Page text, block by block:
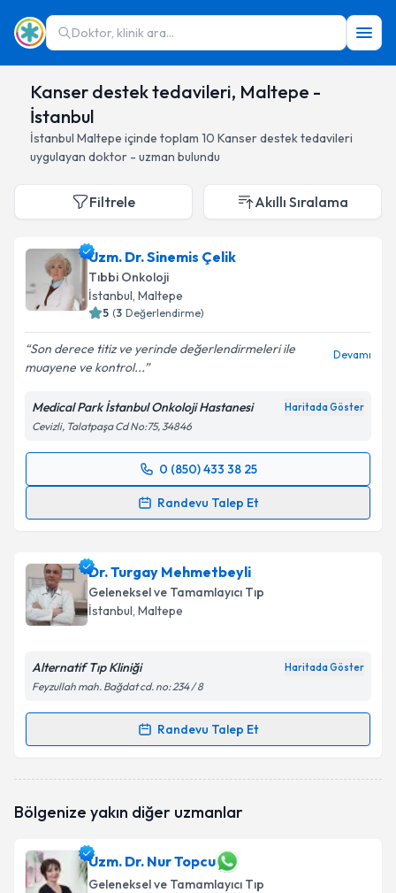
Doktor, klinik ara...
Kanser destek tedavileri, Maltepe -
İstanbul
İstanbul Maltepe içinde toplam 10 Kanser destek tedavileri
uygulayan doktor - uzman bulundu
Filtrele Akıllı Sıralama
Uzm. Dr. Sinemis Çelik
Tıbbi Onkoloji
İstanbul, Maltepe
5 (3 Değerlendirme)
Son derece titiz ve yerinde değerlendirmeleri ile
muayene ve kontrol...
Devamı
Medical Park İstanbul Onkoloji Hastanesi Haritada Göster
Cevizli, Talatpaşa Cd No:75, 34846
0 (850) 433 38 25
Randevu Talep Et
Randevu Takvimi Talebi
takvim hazırlandığında e-posta ile bilgilendireceğiz.
E-posta Adresiniz
Kişisel verilerimin işlenmesine ilişkin
Metni'ni okudum ve kişisel verilerimin belirtilen
kapsamda işlenmesini kabul ediyorum.
Takvim Talebini Gönder
Dr. Turgay Mehmetbeyli
Geleneksel ve Tamamlayıcı Tıp
İstanbul, Maltepe
Alternatif Tıp Kliniği Haritada Göster
Feyzullah mah. Bağdat cd. no: 234 / 8
Randevu Talep Et
Randevu Takvimi Talebi
oluşturun. Size bu uzmandan randevu almanız için bir
E-posta Adresiniz
Bölgenize yakın diğer uzmanlar
Uzm. Dr. Nur Topcu
Geleneksel ve Tamamlayıcı Tıp